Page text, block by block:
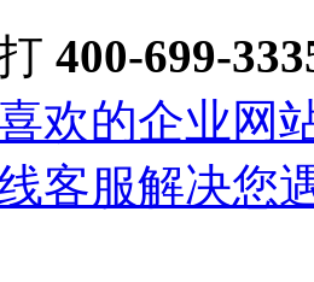
400-699-
欢的企业网
客服解决您